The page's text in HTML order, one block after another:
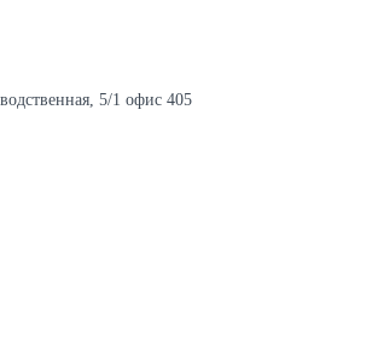
5/1 офис 405